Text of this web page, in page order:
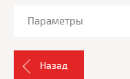
Параметры
Назад